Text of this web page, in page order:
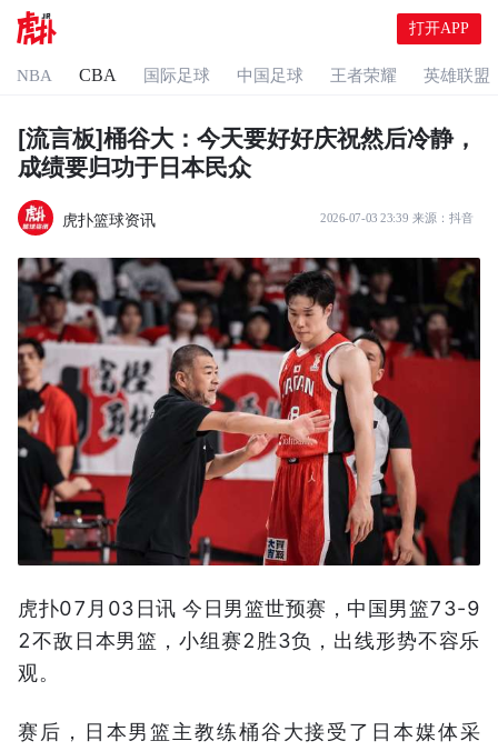
打开APP
NBA CBA 国际足球 中国足球 王者荣耀 英雄联盟
[流言板]桶谷大：今天要好好庆祝然后冷静，
成绩要归功于日本民众
虎扑篮球资讯 2026-07-03 23:39 来源： 抖音
虎扑07月03日讯 今日男篮世预赛，中国男篮73-9
2不敌日本男篮，小组赛2胜3负，出线形势不容乐
观。
赛后，日本男篮主教练桶谷大接受了日本媒体采